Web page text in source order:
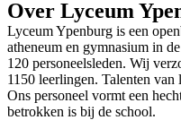
Over Lyceum
Lyceum Ypenburg is een
atheneum en gymnasium in
120 personeelsleden. Wij
1150 leerlingen. Talenten van
Ons personeel vormt een
betrokken is bij de school.